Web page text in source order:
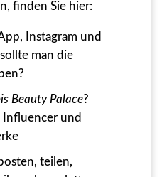
finden Sie hier:
Instagram und
man die
Beauty Palace?
Influencer und
teilen,